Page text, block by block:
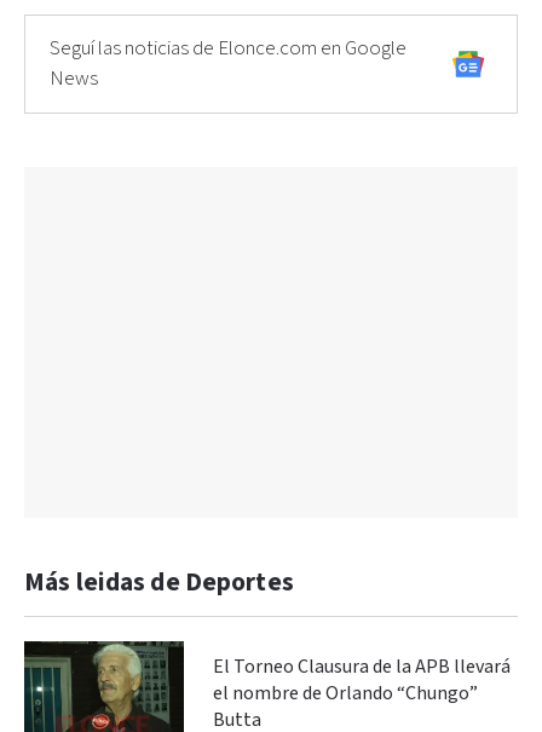
Seguí las noticias de Elonce.com en Google
News
Más leidas de Deportes
El Torneo Clausura de la APB llevará
el nombre de Orlando “Chungo”
Butta